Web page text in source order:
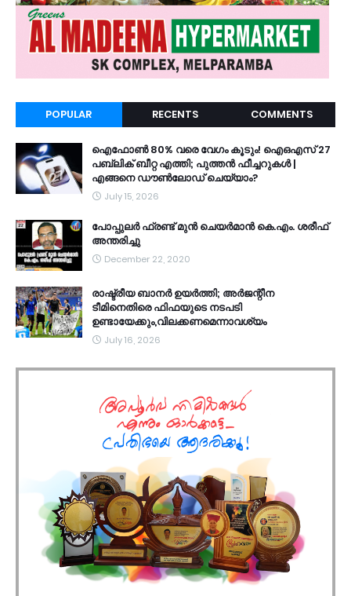
POPULAR RECENTS COMMENTS
ഐഫോൺ 80% വരെ വേഗം കൂടും! ഐഒഎസ് 27
പബ്ലിക് ബീറ്റ എത്തി; പുത്തൻ ഫീച്ചറുകൾ |
എങ്ങനെ ഡൗൺലോഡ് ചെയ്യാം?
July 15, 2026
പോപ്പുലർ ഫ്രണ്ട്​ മുൻ ചെയർമാൻ കെ.എം. ശരീഫ്​
അന്തരിച്ചു
December 22, 2020
രാഷ്ട്രീയ ബാനർ ഉയർത്തി; അർജന്റീന
ടീമിനെതിരെ ഫിഫയുടെ നടപടി
ഉണ്ടായേക്കും,വിലക്കണമെന്നാവശ്യം
July 16, 2026